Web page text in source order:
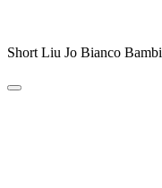
Short Liu Jo Bianco